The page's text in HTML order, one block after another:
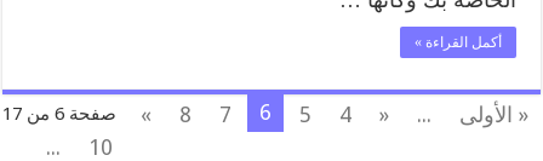
أكمل القراءة »
صفحة 6 من 17 « الأولى ...
«
4
5
6
7
8
»
10
...